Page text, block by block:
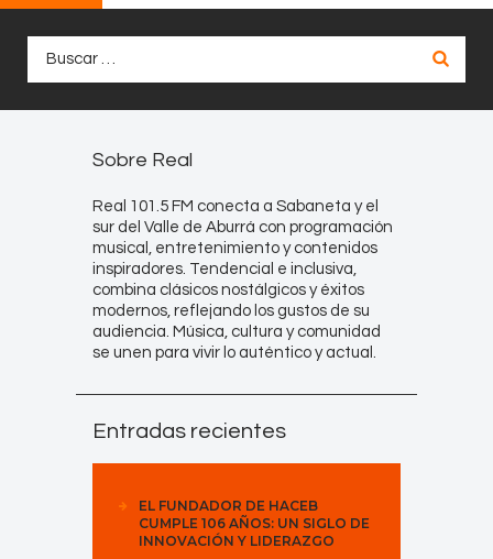
Sobre Real
Real 101.5 FM conecta a Sabaneta y el
sur del Valle de Aburrá con programación
musical, entretenimiento y contenidos
inspiradores. Tendencial e inclusiva,
combina clásicos nostálgicos y éxitos
modernos, reflejando los gustos de su
audiencia. Música, cultura y comunidad
se unen para vivir lo auténtico y actual.
Entradas recientes
EL FUNDADOR DE HACEB
CUMPLE 106 AÑOS: UN SIGLO DE
INNOVACIÓN Y LIDERAZGO